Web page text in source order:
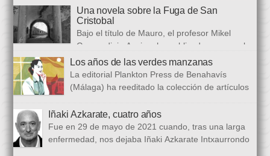
congreso internacional, con especialistas de muy diversas
universidades y procedencias. En esta ocasión se trata de
establecer paralelismos entre los fugitivos de la Guerra Civil
española y estos otros hombres y mujeres que arriban a
nuestro país desde territorios […]
Una novela sobre la Fuga de San
Cristobal
Bajo el título de Mauro, el profesor Mikel
Guerendiain Azpiroz ha publicado una novela
histórica en castellano en la que ficciona los sucesos de la
tristemente fuga del fuerte de San Cristobal, en el monte
Ezkaba, una de las mayores evasiones carcelarias de Europa,
que se convirtió en un auténtico baño de sangre: 206
republicanos […]
Los años de las verdes manzanas
La editorial Plankton Press de Benahavís
(Málaga) ha reeditado la colección de artículos
de las verdes manzanas” Cecilia García de Guilarte publicó del
1 de marzo al 24 de octubre de 1968, en el periódico franquista
La Voz de España. Esta colección, dieciséis artículos, había
sido parcialmente […]
Iñaki Azkarate, cuatro años
Fue en 29 de mayo de 2021 cuando, tras una larga
enfermedad, nos dejaba Iñaki Azkarate Intxaurrondo